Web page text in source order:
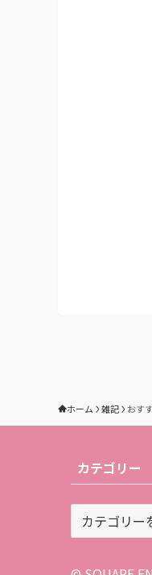
ホーム 雑記 おす
カテゴリー
テ